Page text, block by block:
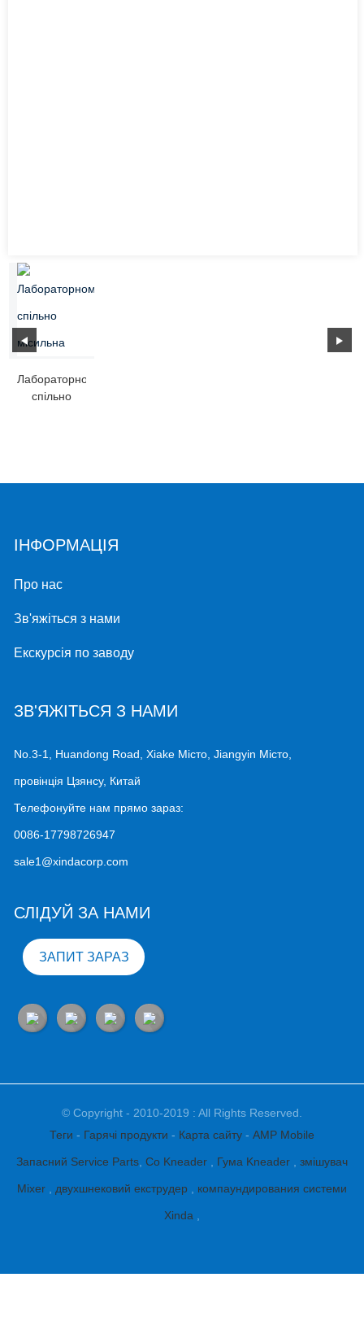
Лабораторному
спільно
ІНФОРМАЦІЯ
Про нас
Зв'яжіться з нами
Екскурсія по заводу
ЗВ'ЯЖІТЬСЯ З НАМИ
No.3-1, Huandong Road, Xiake Місто, Jiangyin Місто,
провінція Цзянсу, Китай
Телефонуйте нам прямо зараз:
0086-17798726947
sale1@xindacorp.com
СЛІДУЙ ЗА НАМИ
ЗАПИТ ЗАРАЗ
© Copyright - 2010-2019 : All Rights Reserved.
Теги - Гарячі продукти - Карта сайту - AMP Mobile
Запасний Service Parts, Co Kneader , Гума Kneader , змішувач
Mixer , двухшнековий екструдер , компаундирования системи
Xinda ,